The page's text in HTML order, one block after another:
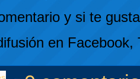
y si te
en Facebook,